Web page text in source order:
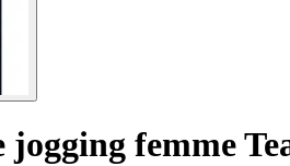
jogging femme